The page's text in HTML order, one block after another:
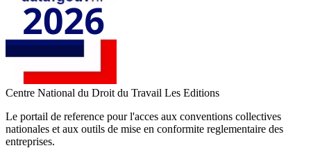
Centre National du Droit du Travail Les Editions
Le portail de reference pour l'acces aux conventions collectives
nationales et aux outils de mise en conformite reglementaire des
entreprises.